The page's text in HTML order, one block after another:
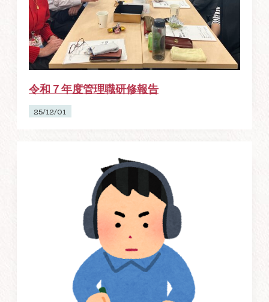
令和７年度管理職研修報告
25/12/01